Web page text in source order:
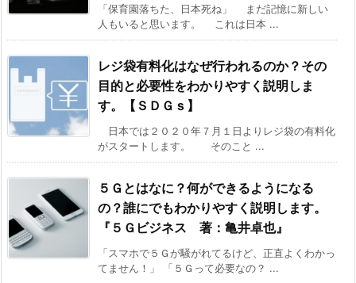
「保育園落ちた、日本死ね」 まだ記憶に新しい
人もいると思います。 これは日本 ...
レジ袋有料化はなぜ行われるのか？その
目的と必要性をわかりやすく説明しま
す。【ＳＤＧｓ】
日本では２０２０年７月１日よりレジ袋の有料化
がスタートします。 そのこと ...
５Ｇとはなに？何ができるようになる
の？誰にでもわかりやすく説明します。
『５Ｇビジネス 著：亀井卓也』
「スマホで５Ｇが騒がれてるけど、正直よくわかっ
てません！」 「５Ｇって必要なの？ ...